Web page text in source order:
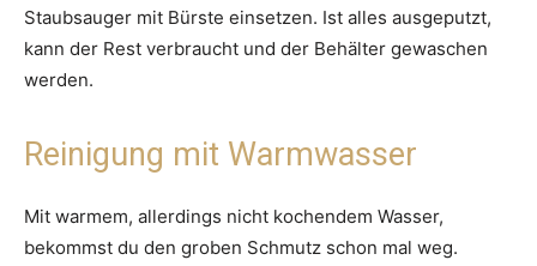
Staubsauger mit Bürste einsetzen. Ist alles ausgeputzt,
kann der Rest verbraucht und der Behälter gewaschen
werden.
Reinigung mit Warmwasser
Mit warmem, allerdings nicht kochendem Wasser,
bekommst du den groben Schmutz schon mal weg.